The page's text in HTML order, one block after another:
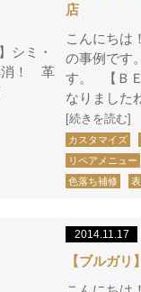
店
こんにちは
の事例です
す。 【Ｂ
なりました
[続きを読む]
カスタマイズ
リペアメニュー
色落ち補修
2014.11.17
【ブルガ